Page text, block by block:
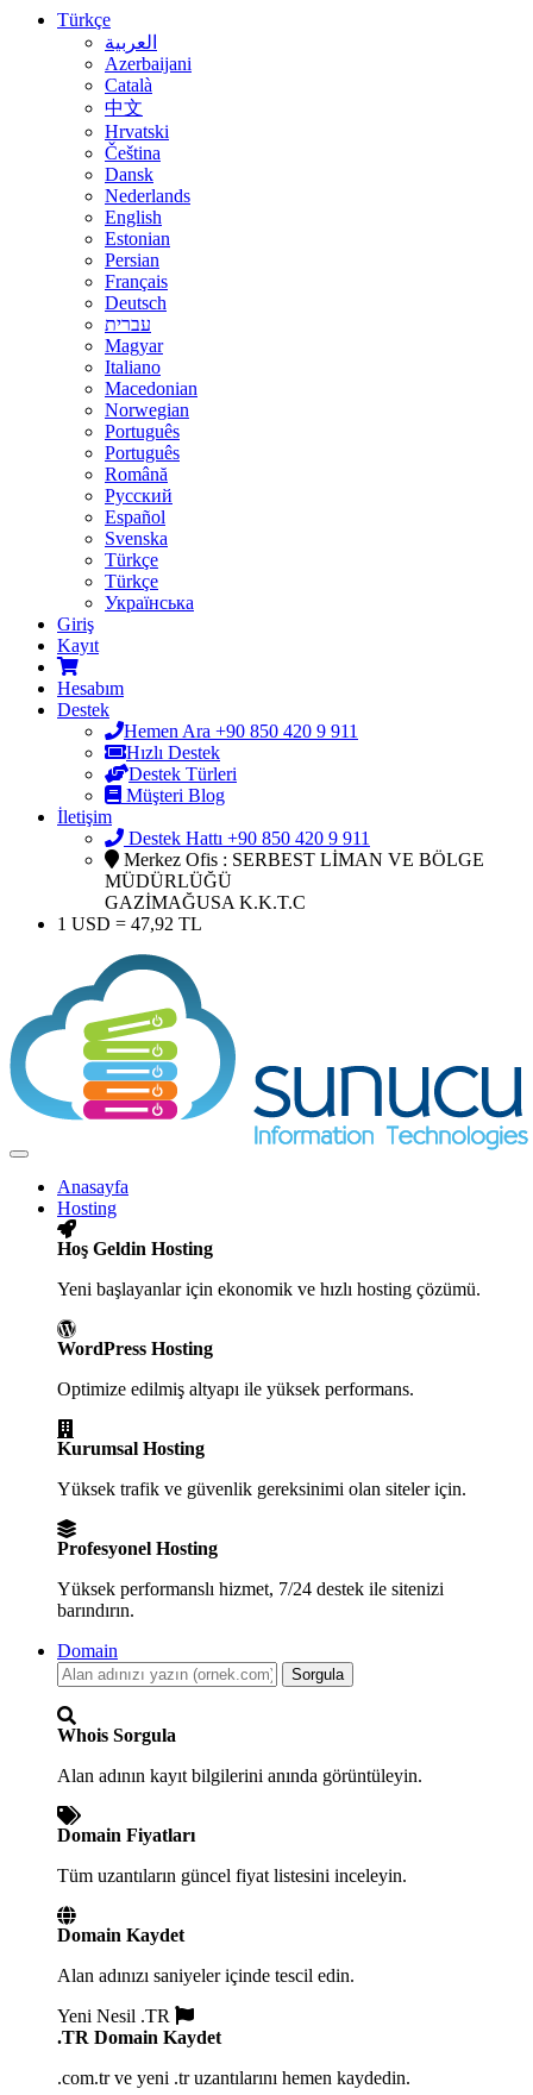
Türkçe
العربية
Azerbaijani
Català
中文
Hrvatski
Čeština
Dansk
Nederlands
English
Estonian
Persian
Français
Deutsch
עברית
Magyar
Italiano
Macedonian
Norwegian
Português
Português
Română
Русский
Español
Svenska
Türkçe
Türkçe
Українська
Giriş
Kayıt
Hesabım
Destek
Hemen Ara +90 850 420 9 911
Hızlı Destek
Destek Türleri
Müşteri Blog
İletişim
Destek Hattı +90 850 420 9 911
Merkez Ofis : SERBEST LİMAN VE BÖLGE
MÜDÜRLÜĞÜ
GAZİMAĞUSA K.K.T.C
1 USD = 47,92 TL
Toggle
navigationAnasayfa
Hosting
Hoş Geldin Hosting
Yeni başlayanlar için ekonomik ve hızlı hosting çözümü.
WordPress Hosting
Optimize edilmiş altyapı ile yüksek performans.
Kurumsal Hosting
Yüksek trafik ve güvenlik gereksinimi olan siteler için.
Profesyonel Hosting
Yüksek performanslı hizmet, 7/24 destek ile sitenizi
barındırın.
Domain
Sorgula
Whois Sorgula
Alan adının kayıt bilgilerini anında görüntüleyin.
Domain Fiyatları
Tüm uzantıların güncel fiyat listesini inceleyin.
Domain Kaydet
Alan adınızı saniyeler içinde tescil edin.
Yeni Nesil .TR
.TR Domain Kaydet
.com.tr ve yeni .tr uzantılarını hemen kaydedin.